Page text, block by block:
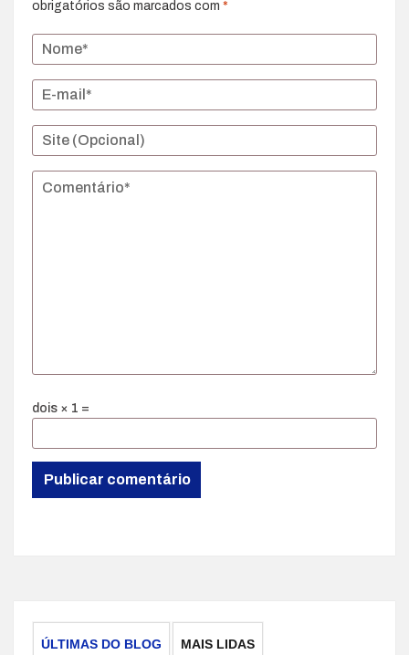
obrigatórios são marcados com *
dois × 1 =
ÚLTIMAS DO BLOG MAIS LIDAS